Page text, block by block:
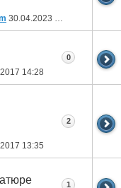
30.04.2023 22:39
14:28
0
13:35
2
1